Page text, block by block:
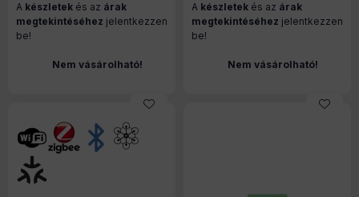
A készletek és az árak
megtekintéséhez jelentkezzen
be!
Nem vásárolható!
kontaktorral, Wi-Fi, Bluetooth,
Zigbee, Matter (S4EM-
002CXCEU)
A készletek és az árak
megtekintéséhez jelentkezzen
be!
Nem vásárolható!